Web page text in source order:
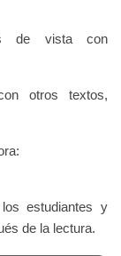
de vista con
otros textos,
estudiantes y
de la lectura.